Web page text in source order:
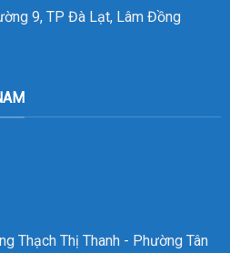
9, TP Đà Lạt, Lâm Đồng
Thạch Thị Thanh - Phường Tân